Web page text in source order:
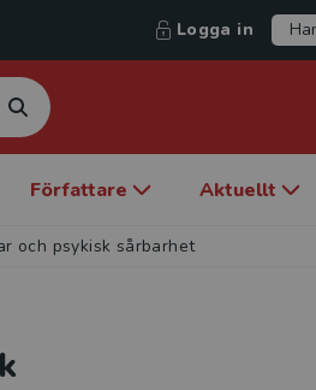
Logga in
Författare Aktuellt
och psykisk sårbarhet